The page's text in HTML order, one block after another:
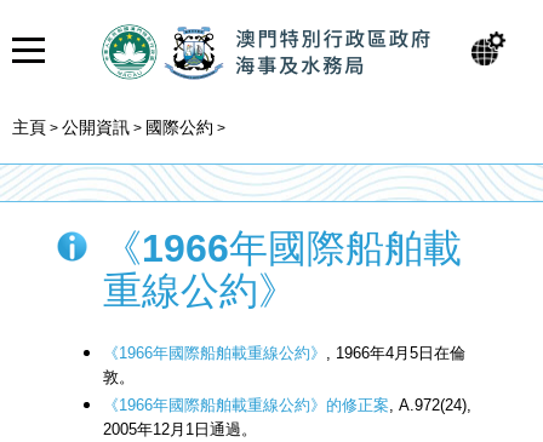
主頁 > 公開資訊 > 國際公約 >
《1966年國際船舶載
重線公約》
《1966年國際船舶載重線公約》 , 1966年4月5日在倫
敦。
《1966年國際船舶載重線公約》的修正案 , A.972(24),
2005年12月1日通過。